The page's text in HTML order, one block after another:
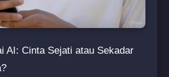
AI: Cinta Sejati atau Sekadar